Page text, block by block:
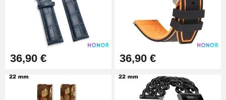
Extracteur de Bracelet de
Montre Facile
17,90 €
36,90 € 36,90 €